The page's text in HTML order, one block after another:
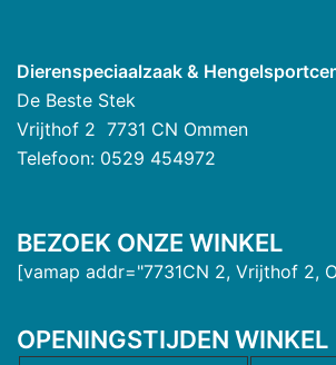
Dierenspeciaalzaak &
De Beste Stek
Vrijthof 2 7731 CN Ommen
Telefoon: 0529 454972
BEZOEK ONZE WINKEL
[vamap addr="7731CN 2, Vrijthof 2,
OPENINGSTIJDEN WINKEL